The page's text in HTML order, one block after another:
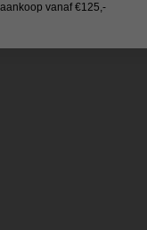
vanaf €125,-